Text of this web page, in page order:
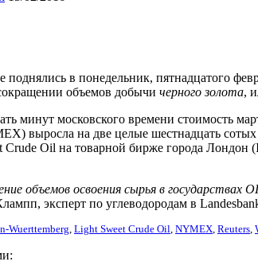
в понедельник, пятнадцатого
объемов добычи черного золота,
минут московского времени стоимость
выросла на две целые шестнадцать сотых
Oil на товарной бирже города Лондон
объемов освоения сырья в
эксперт по углеводородам в
Wuerttemberg, Light Sweet Crude Oil, NYMEX, Reuters,